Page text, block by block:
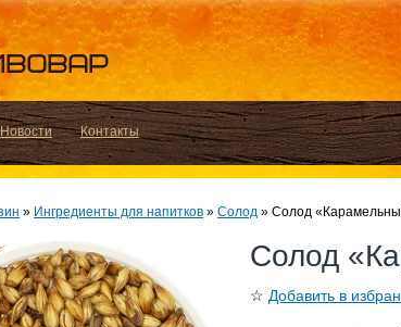
Новости Контакты
» Ингредиенты для напитков » Солод » Солод
Солод
☆ Добавить в